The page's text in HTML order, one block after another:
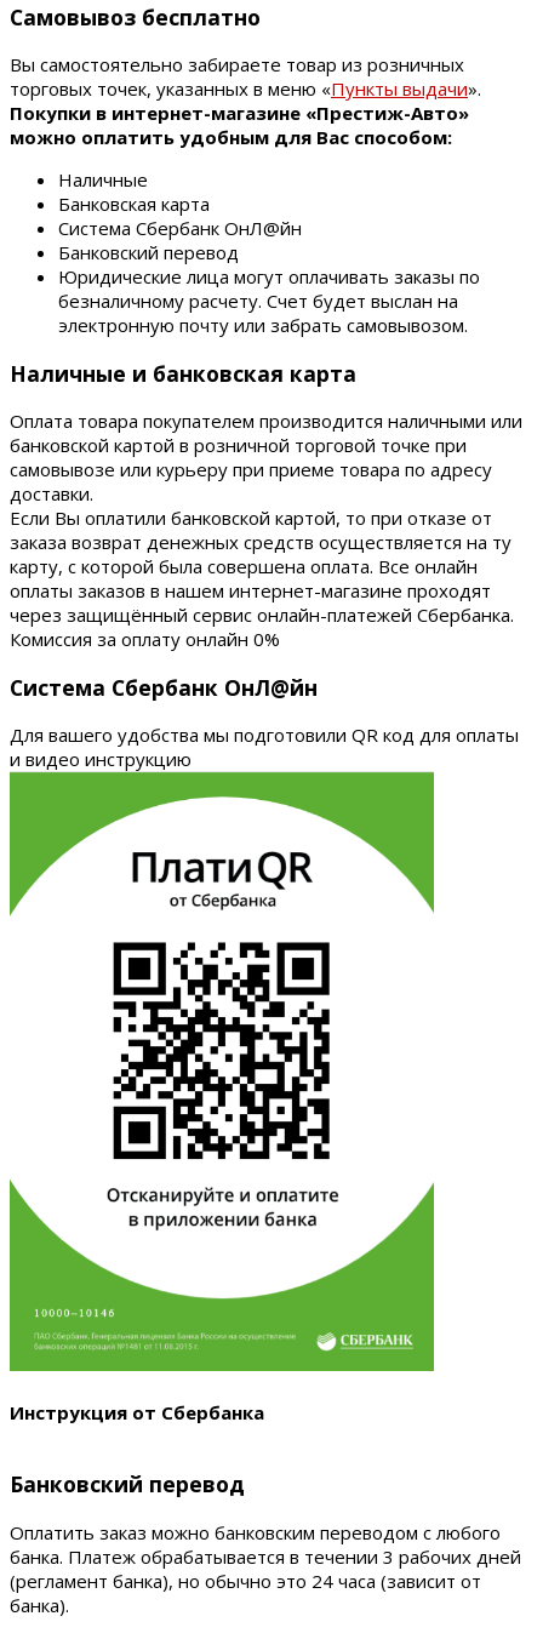
Самовывоз бесплатно
Вы самостоятельно забираете товар из розничных
торговых точек, указанных в меню «Пункты выдачи».
Покупки в интернет-магазине «Престиж-Авто»
можно оплатить удобным для Вас способом:
Наличные
Банковская карта
Система Сбербанк ОнЛ@йн
Банковский перевод
Юридические лица могут оплачивать заказы по
безналичному расчету. Счет будет выслан на
электронную почту или забрать самовывозом.
Наличные и банковская карта
Оплата товара покупателем производится наличными или
банковской картой в розничной торговой точке при
самовывозе или курьеру при приеме товара по адресу
доставки.
Если Вы оплатили банковской картой, то при отказе от
заказа возврат денежных средств осуществляется на ту
карту, с которой была совершена оплата. Все онлайн
оплаты заказов в нашем интернет-магазине проходят
через защищённый сервис онлайн-платежей Сбербанка.
Комиссия за оплату онлайн 0%
Система Сбербанк ОнЛ@йн
Для вашего удобства мы подготовили QR код для оплаты
и видео инструкцию
Инструкция от Сбербанка
Банковский перевод
Оплатить заказ можно банковским переводом с любого
банка. Платеж обрабатывается в течении 3 рабочих дней
(регламент банка), но обычно это 24 часа (зависит от
банка).